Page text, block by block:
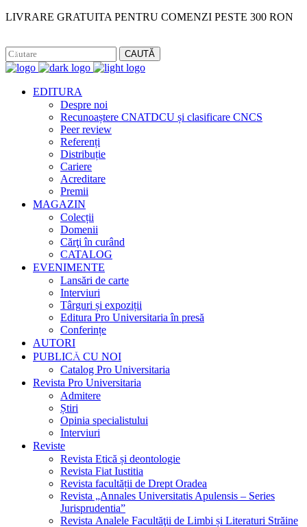
LIVRARE GRATUITA PENTRU COMENZI PESTE 300 RON
CAUTĂ
EDITURA
Despre noi
Recunoaștere CNATDCU și clasificare CNCS
Peer review
Referenți
Distribuție
Cariere
Acreditare
Premii
MAGAZIN
Colecții
Domenii
Cărţi în curând
CATALOG
EVENIMENTE
Lansări de carte
Interviuri
Târguri și expoziții
Editura Pro Universitaria în presă
Conferințe
AUTORI
PUBLICĂ CU NOI
Catalog Pro Universitaria
Revista Pro Universitaria
Admitere
Știri
Opinia specialistului
Interviuri
Reviste
Revista Etică și deontologie
Revista Fiat Iustitia
Revista facultății de Drept Oradea
Revista „Annales Universitatis Apulensis – Series
Jurisprudentia”
Revista Analele Facultăţii de Limbi și Literaturi Străine